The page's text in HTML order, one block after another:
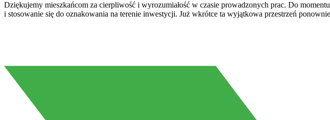
Dziękujemy mieszkańcom za cierpliwość i wyrozumiałość w czasie prowadzonych prac. Do
i stosowanie się do oznakowania na terenie inwestycji. Już wkrótce ta wyjątkowa przestrzeń